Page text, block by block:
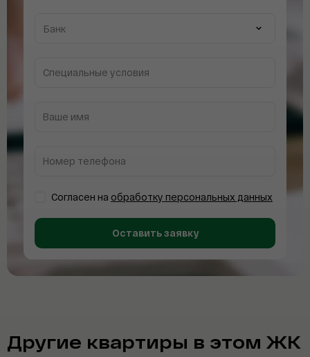
Дальневосточный банк
Газпромбанк
Россельхозбанк
ПСБ
Специальные условия
Ваше имя
Номер телефона
Согласен на обработку персональных данных
Оставить заявку
Другие квартиры в этом ЖК